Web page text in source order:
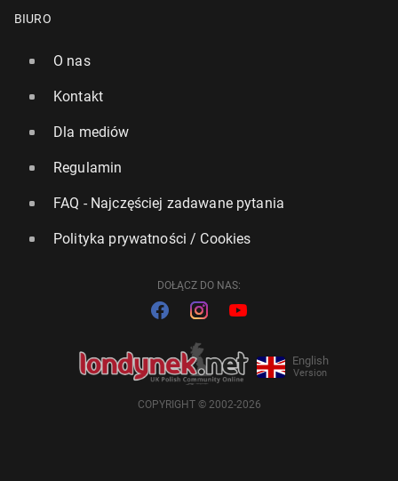
BIURO
O nas
Kontakt
Dla mediów
Regulamin
FAQ - Najczęściej zadawane pytania
Polityka prywatności / Cookies
DOŁĄCZ DO NAS:
English
Version
COPYRIGHT © 2002-2026